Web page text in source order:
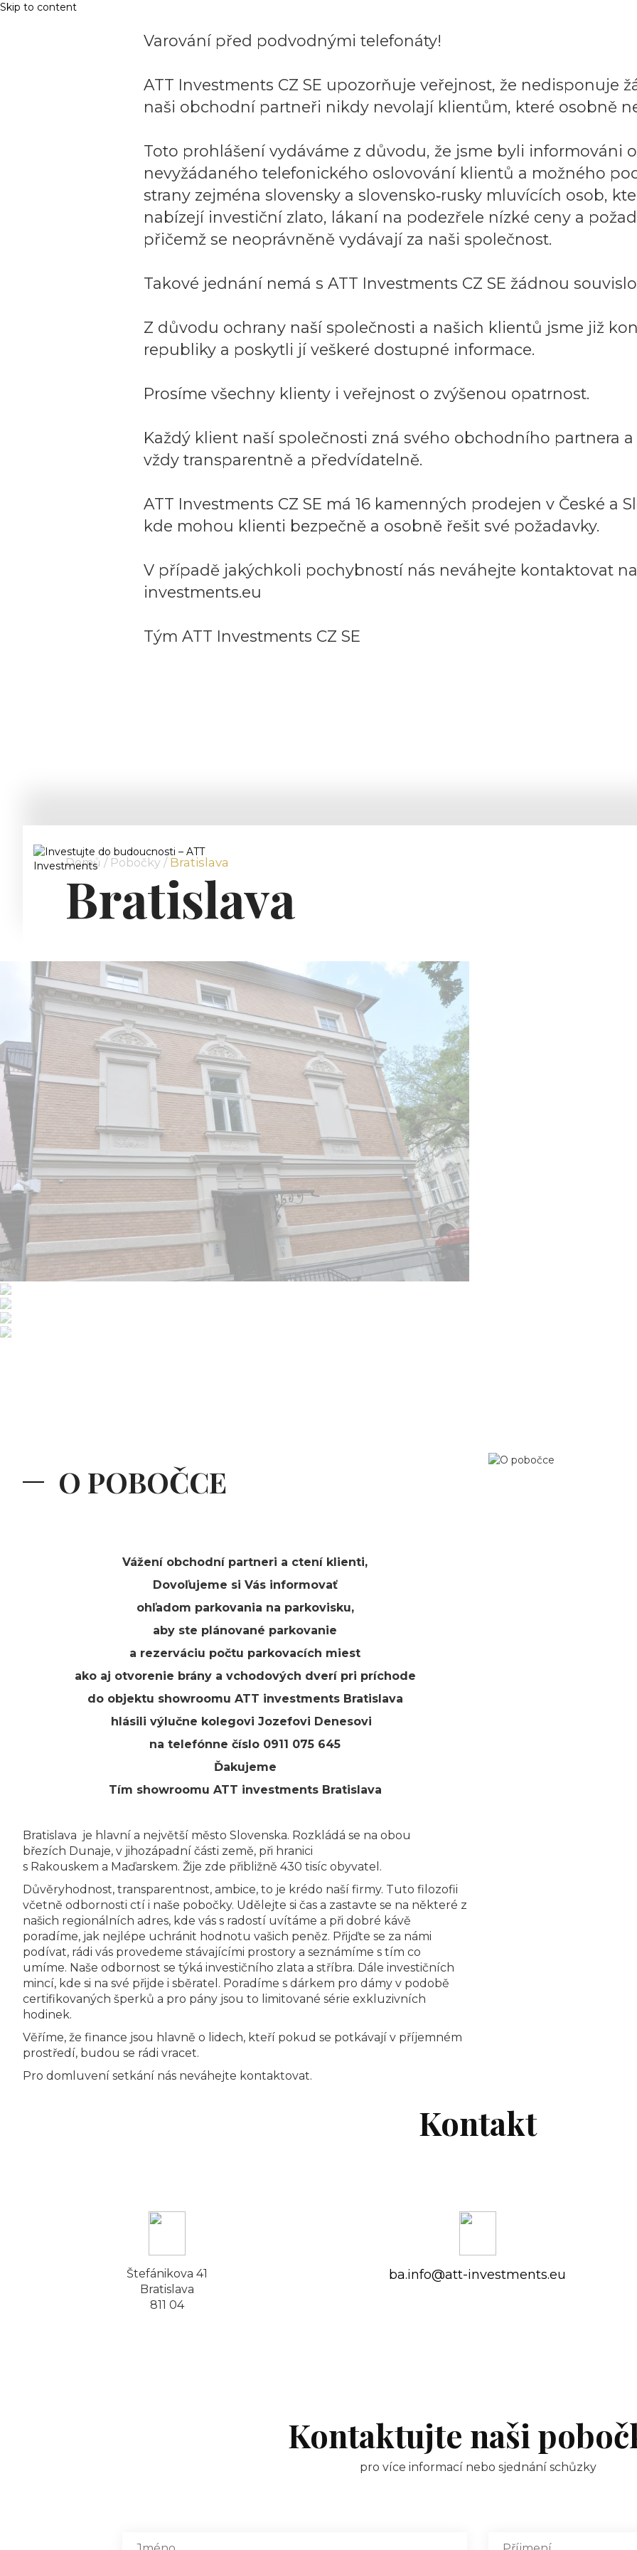
Skip to content
Varování před podvodnými telefonáty!
ATT Investments CZ SE upozorňuje veřejnost, že nedisponuje
naši obchodní partneři nikdy nevolají klientům, které osobně
Toto prohlášení vydáváme z důvodu, že jsme byli informováni
nevyžádaného telefonického oslovování klientů a možného
strany zejména slovensky a slovensko‑rusky mluvících osob,
nabízejí investiční zlato, lákaní na podezřele nízké ceny a
přičemž se neoprávněně vydávají za naši společnost.
Takové jednání nemá s ATT Investments CZ SE žádnou
Z důvodu ochrany naší společnosti a našich klientů jsme již
republiky a poskytli jí veškeré dostupné informace.
Prosíme všechny klienty i veřejnost o zvýšenou opatrnost.
Každý klient naší společnosti zná svého obchodního partnera
vždy transparentně a předvídatelně.
ATT Investments CZ SE má 16 kamenných prodejen v České a
kde mohou klienti bezpečně a osobně řešit své požadavky.
V případě jakýchkoli pochybností nás neváhejte kontaktovat
investments.eu
Tým ATT Investments CZ SE
Domů / Pobočky / Bratislava
Bratislava
O POBOČCE
Vážení obchodní partneri a ctení klienti,
Dovoľujeme si Vás informovať
ohľadom parkovania na parkovisku,
aby ste plánované parkovanie
a rezerváciu počtu parkovacích miest
ako aj otvorenie brány a vchodových dverí pri príchode
do objektu showroomu ATT investmentsBratislava
hlásili výlučne kolegovi Jozefovi Denesovi
na telefónne číslo 0911 075 645
Ďakujeme
Tím showroomu ATT investmentsBratislava
Bratislava je hlavní a největší město Slovenska. Rozkládá se na obou
březích Dunaje, v jihozápadní části země, při hranici
s Rakouskem a Maďarskem. Žije zde přibližně 430 tisíc obyvatel.
Důvěryhodnost, transparentnost, ambice, to je krédo naší firmy. Tuto filozofii
včetně odbornosti ctí i naše pobočky. Udělejte si čas a zastavte se na některé z
našich regionálních adres, kde vás s radostí uvítáme a při dobré kávě
poradíme, jak nejlépe uchránit hodnotu vašich peněz. Přijďte se za námi
podívat, rádi vás provedeme stávajícími prostory a seznámíme s tím co
umíme. Naše odbornost se týká investičního zlata a stříbra. Dále investičních
mincí, kde si na své přijde i sběratel. Poradíme s dárkem pro dámy v podobě
certifikovaných šperků a pro pány jsou to limitované série exkluzivních
hodinek.
Věříme, že finance jsou hlavně o lidech, kteří pokud se potkávají v příjemném
prostředí, budou se rádi vracet.
Pro domluvení setkání nás neváhejte kontaktovat.
Kontakt
Štefánikova 41
Bratislava
811 04
ba.info@att-investments.eu
Kontaktujte naši
pro více informací nebo sjednání schůzky